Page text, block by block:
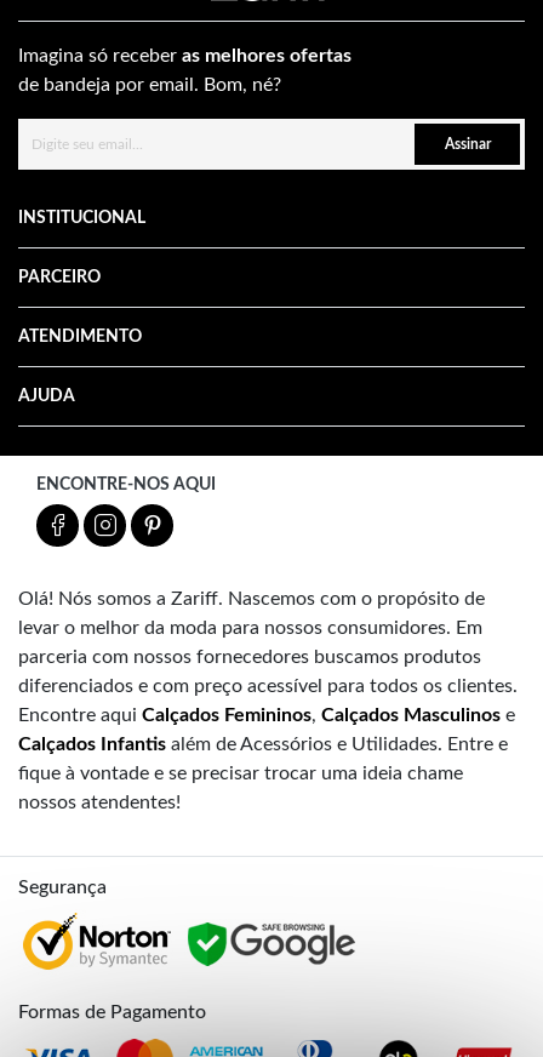
Imagina só receber as melhores ofertas
de bandeja por email. Bom, né?
Assinar
INSTITUCIONAL
PARCEIRO
ATENDIMENTO
AJUDA
ENCONTRE-NOS AQUI
Olá! Nós somos a Zariff. Nascemos com o propósito de
levar o melhor da moda para nossos consumidores. Em
parceria com nossos fornecedores buscamos produtos
diferenciados e com preço acessível para todos os clientes.
Encontre aqui Calçados Femininos, Calçados Masculinos e
Calçados Infantis além de Acessórios e Utilidades. Entre e
fique à vontade e se precisar trocar uma ideia chame
nossos atendentes!
Segurança
Formas de Pagamento